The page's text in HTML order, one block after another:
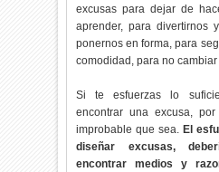
excusas para dejar de
aprender, para divertirnos
ponernos en forma, para
comodidad, para no cambiar
Si te esfuerzas lo
encontrar una excusa,
improbable que sea.El
diseñar excusas,
encontrar medios y